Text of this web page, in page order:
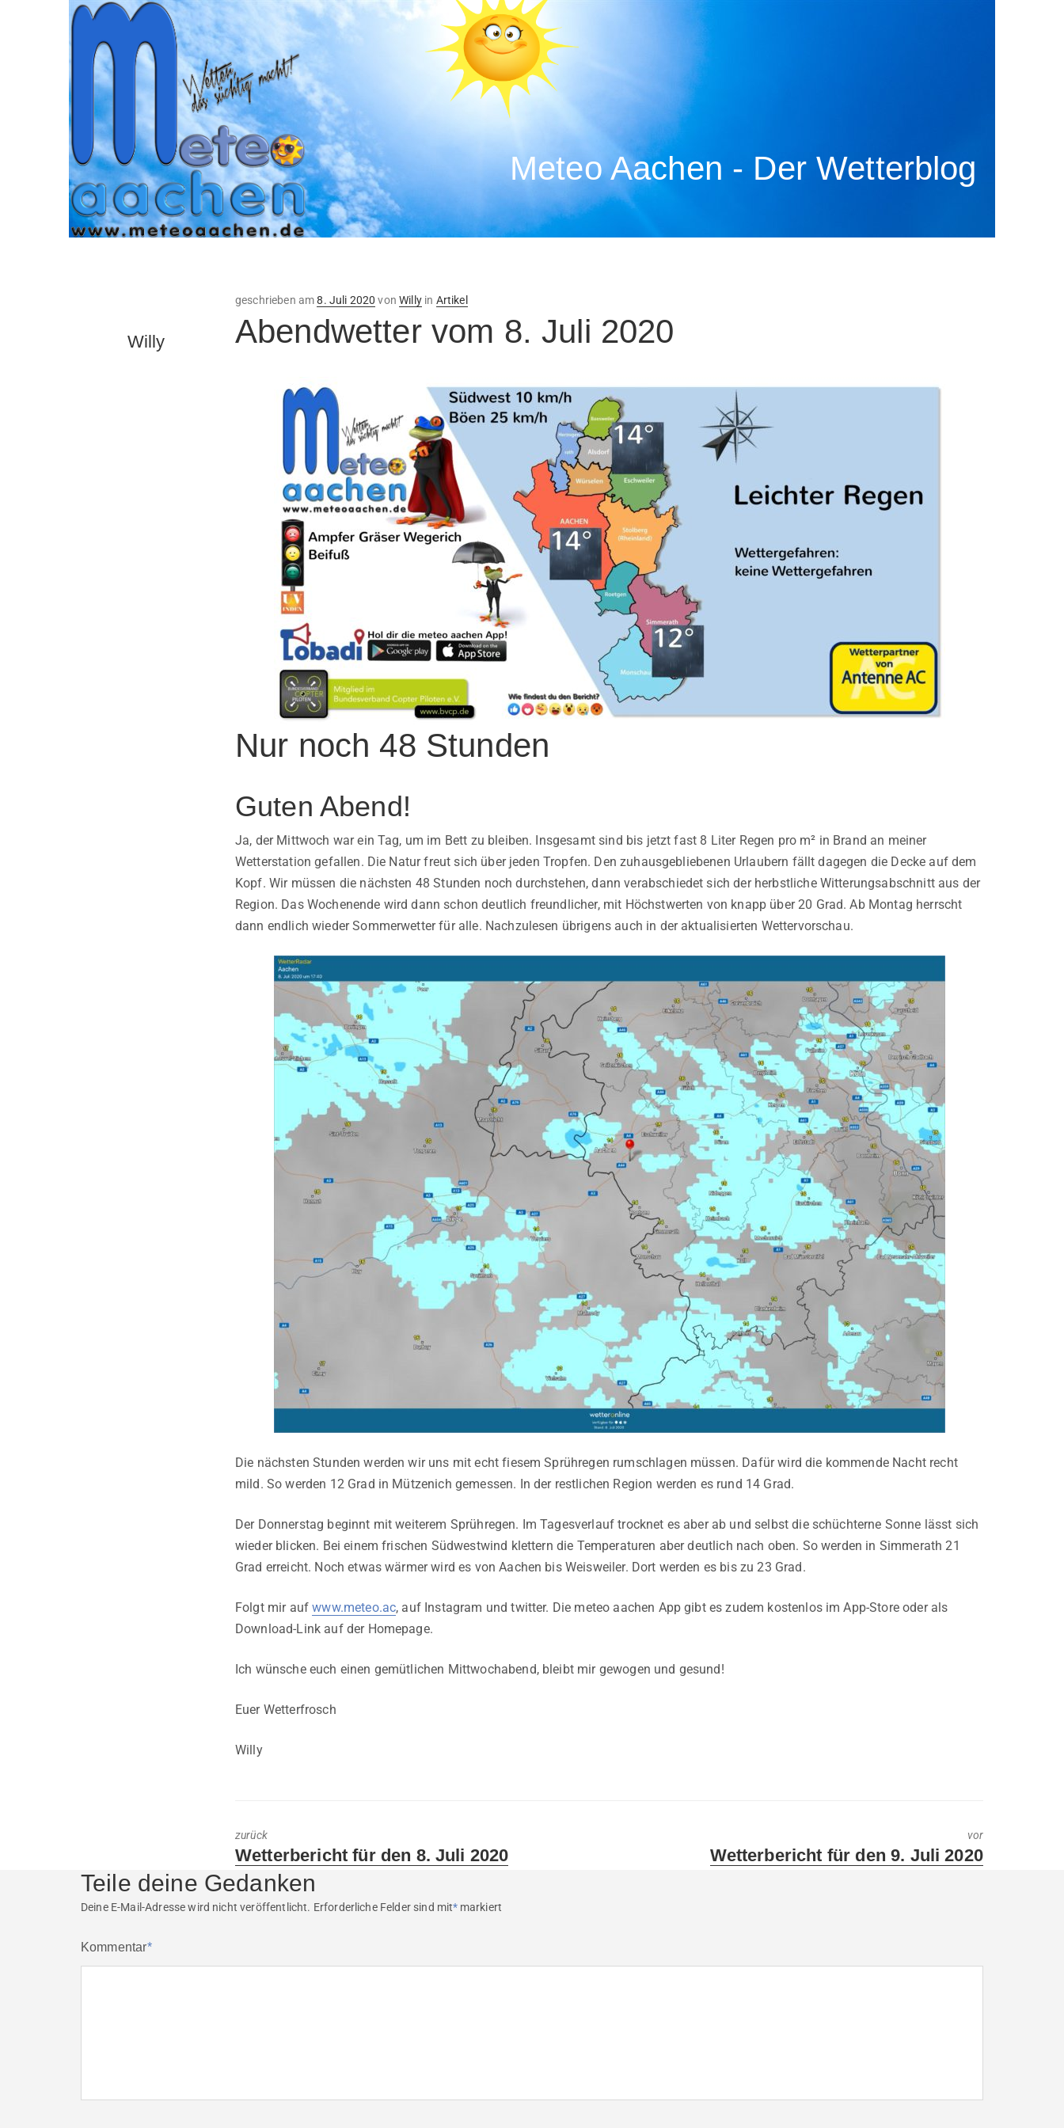
Meteo Aachen - Der Wetterblog
Willy
geschrieben amVeröffentlicht
am
8. Juli 2020 vonWillyin Artikel
Abendwetter vom 8. Juli 2020
Nur noch 48 Stunden
Guten Abend!
Ja, der Mittwoch war ein Tag, um im Bett zu bleiben. Insgesamt sind bis jetzt fast 8 Liter Regen pro m² in Brand an meiner
Wetterstation gefallen. Die Natur freut sich über jeden Tropfen. Den zuhausgebliebenen Urlaubern fällt dagegen die Decke auf dem
Kopf. Wir müssen die nächsten 48 Stunden noch durchstehen, dann verabschiedet sich der herbstliche Witterungsabschnitt aus der
Region. Das Wochenende wird dann schon deutlich freundlicher, mit Höchstwerten von knapp über 20 Grad. Ab Montag herrscht
dann endlich wieder Sommerwetter für alle. Nachzulesen übrigens auch in der aktualisierten Wettervorschau.
Die nächsten Stunden werden wir uns mit echt fiesem Sprühregen rumschlagen müssen. Dafür wird die kommende Nacht recht
mild. So werden 12 Grad in Mützenich gemessen. In der restlichen Region werden es rund 14 Grad.
Der Donnerstag beginnt mit weiterem Sprühregen. Im Tagesverlauf trocknet es aber ab und selbst die schüchterne Sonne lässt sich
wieder blicken. Bei einem frischen Südwestwind klettern die Temperaturen aber deutlich nach oben. So werden in Simmerath 21
Grad erreicht. Noch etwas wärmer wird es von Aachen bis Weisweiler. Dort werden es bis zu 23 Grad.
Folgt mir aufwww.meteo.ac, auf Instagram und twitter. Die meteo aachen App gibt es zudem kostenlos im App-Store oder als
Download-Link auf der Homepage.
Ich wünsche euch einen gemütlichen Mittwochabend, bleibt mir gewogen und gesund!
Euer Wetterfrosch
Willy
zurück
Previous
post:
Wetterbericht für den 8. Juli 2020
vor
Next
Wetterbericht für den 9. Juli 2020
Teile deine Gedanken
Deine E-Mail-Adresse wird nicht veröffentlicht. Erforderliche Felder sind mit*markiert
Kommentar*